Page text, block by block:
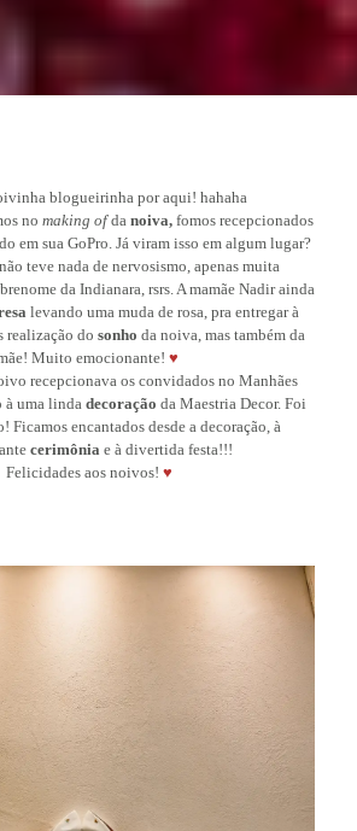
blogueirinha por aqui! hahaha
no making ofda noiva,fomos recepcionados
em sua GoPro. Já viram isso em algum lugar?
teve nada de nervosismo, apenas muita
da Indianara, rsrs. A mamãe Nadir ainda
levando uma muda de rosa, pra entregar à
realização do sonho da noiva, mas também da
Muito emocionante! ♥
recepcionava os convidados no Manhães
à uma linda decoração da Maestria Decor. Foi
encantados desde a decoração, à
cerimônia e à divertida festa!!!
Felicidades aos noivos! ♥